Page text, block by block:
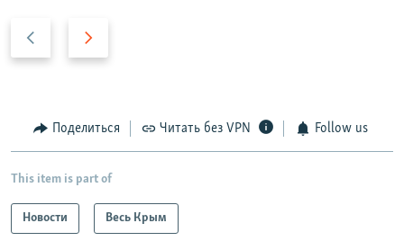
щ
и
й
и
й
с
Поделиться Читать без VPN Follow us
This item is part of
Новости Весь Крым